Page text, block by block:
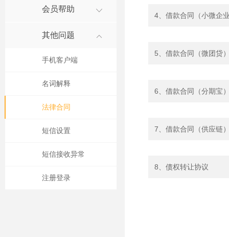
会员帮助
其他问题
手机客户端
名词解释
法律合同
短信设置
短信接收异常
注册登录
4、借款合同（小微企
5、借款合同（微团贷
6、借款合同（分期宝
7、借款合同（供应链
8、债权转让协议